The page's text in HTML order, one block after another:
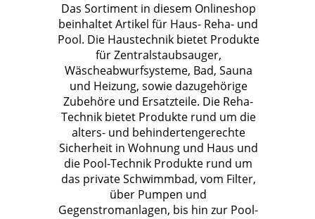
Das Sortiment in diesem Onlineshop
beinhaltet Artikel für Haus- Reha- und
Pool. Die Haustechnik bietet Produkte
für Zentralstaubsauger,
Wäscheabwurfsysteme, Bad, Sauna
und Heizung, sowie dazugehörige
Zubehöre und Ersatzteile. Die Reha-
Technik bietet Produkte rund um die
alters- und behindertengerechte
Sicherheit in Wohnung und Haus und
die Pool-Technik Produkte rund um
das private Schwimmbad, vom Filter,
über Pumpen und
Gegenstromanlagen, bis hin zur Pool-